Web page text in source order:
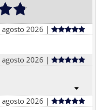
agosto 2026 |
agosto 2026 |
agosto 2026 |